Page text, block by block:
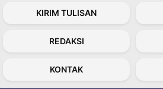
KIRIM TULISAN
REDAKSI
KONTAK